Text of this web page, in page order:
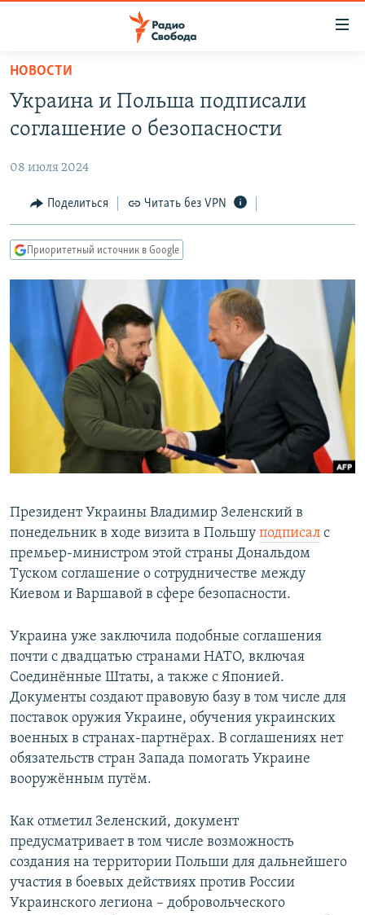
упрощенного
доступа
основному
Вернутся
главной
навигации
Вернутся
ПОДКАСТЫ
ЦИТАТЫ СВОБОДЫ
МНЕНИЯ
IDEL.РЕАЛИИ
КАВКАЗ.РЕАЛИИ
СЕВЕР.РЕАЛИИ
СИБИРЬ.РЕАЛИИ
РАСПИСАНИЕ ВЕЩАНИЯ
ПОДПИШИТЕСЬ НА РАССЫЛКУ
СОЦИАЛЬНЫЕ СЕТИ
Все сайты РСЕ/РС
НОВОСТИ
Украина и Польша подписали
соглашение о безопасности
08 июля 2024
Поделиться Читать без VPN
Приоритетный источник в Google
Президент Украины Владимир Зеленский в
понедельник в ходе визита в Польшу подписал с
премьер-министром этой страны Дональдом
Туском соглашение о сотрудничестве между
Киевом и Варшавой в сфере безопасности.
Украина уже заключила подобные соглашения
почти с двадцатью странами НАТО, включая
Соединённые Штаты, а также с Японией.
Документы создают правовую базу в том числе для
поставок оружия Украине, обучения украинских
военных в странах-партнёрах. В соглашениях нет
обязательств стран Запада помогать Украине
вооружённым путём.
Как отметил Зеленский, документ
предусматривает в том числе возможность
создания на территории Польши для дальнейшего
участия в боевых действиях против России
Украинского легиона – добровольческого